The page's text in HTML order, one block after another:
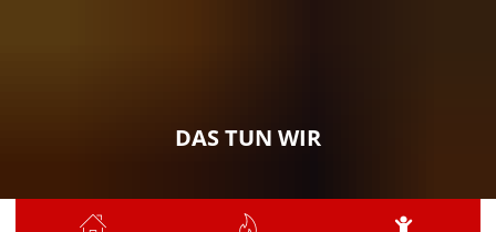
DAS TUN WIR